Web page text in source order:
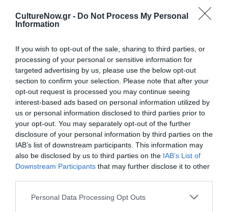
CultureNow.gr - Do Not Process My Personal
Information
If you wish to opt-out of the sale, sharing to third parties, or
processing of your personal or sensitive information for
targeted advertising by us, please use the below opt-out
section to confirm your selection. Please note that after your
opt-out request is processed you may continue seeing
interest-based ads based on personal information utilized by
us or personal information disclosed to third parties prior to
your opt-out. You may separately opt-out of the further
disclosure of your personal information by third parties on the
IAB’s list of downstream participants. This information may
also be disclosed by us to third parties on the IAB’s List of
Downstream Participants that may further disclose it to other
Personal Data Processing Opt Outs
Google News και
μάθετε πρώτοι όλες τις ειδήσεις
Πολιτισμό στοCulturenow.gr
Νέοι Διαγωνισμοί❯
Tags
ΓΚΑΛΕΡΙ ΤΕΧΝΗΣ - ΑΙΘΟΥΣΕΣ ΤΕΧΝΗΣ
ΓΛΥΠΤΙΚΗ - ΧΑΡΑΚΤΙΚΗ
ΔΩΡΕΑΝ ΕΚΔΗΛΩΣΕΙΣ
ΕΙΚΑΣΤΙΚΕΣ ΕΚΘΕΣΕΙΣ
Κάθε βδομάδα στο e-mail σας τα τελευταία νέα για